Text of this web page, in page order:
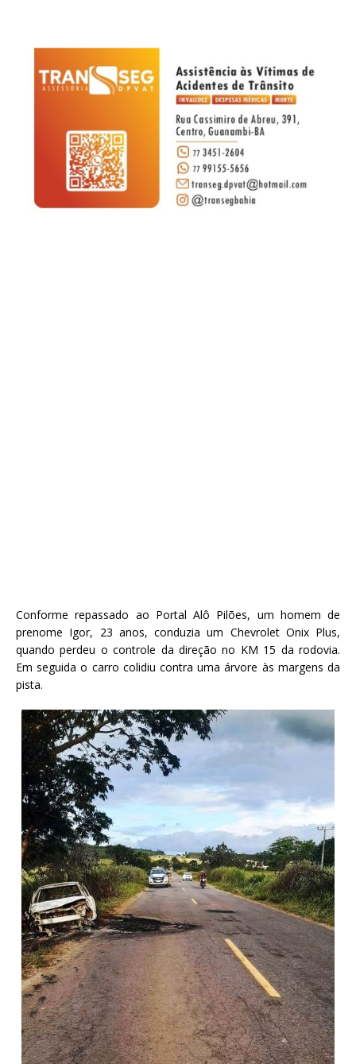
Conforme repassado ao Portal Alô Pilões, um homem de
prenome Igor, 23 anos, conduzia um Chevrolet Onix Plus,
quando perdeu o controle da direção no KM 15 da rodovia.
Em seguida o carro colidiu contra uma árvore às margens da
pista.